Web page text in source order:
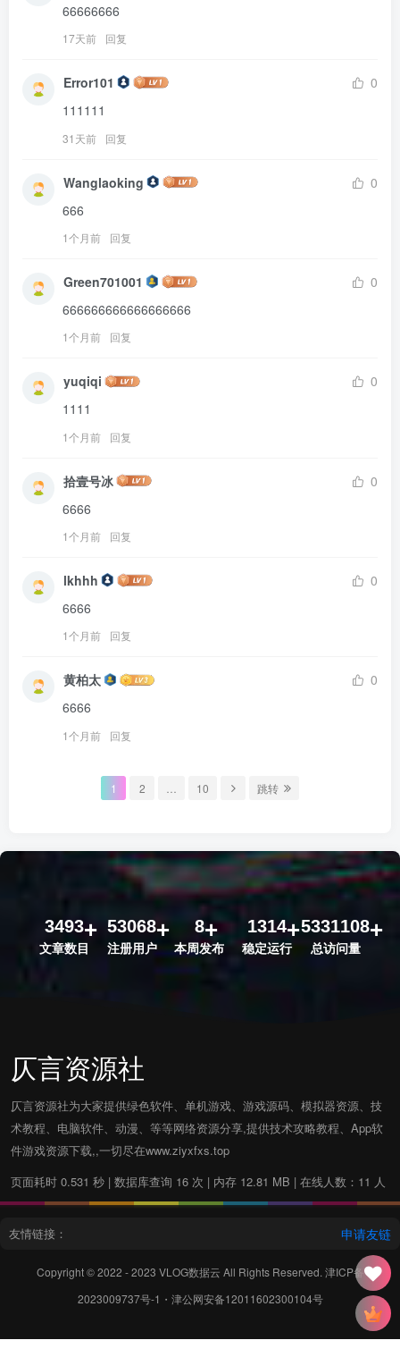
66666666
17天前 回复
Error101
0
111111
31天前 回复
Wanglaoking
0
666
1个月前 回复
Green701001
0
666666666666666666
1个月前 回复
yuqiqi
0
1111
1个月前 回复
拾壹号冰
0
6666
1个月前 回复
lkhhh
0
6666
1个月前 回复
黄柏太
0
6666
1个月前 回复
1 2 10 跳转
3493
文章数目
53068
注册用户
8
本周发布
1314
稳定运行
5331108
总访问量
仄言资源社
仄言资源社为大家提供绿色软件、单机游戏、游戏源码、模拟器资源、技
术教程、电脑软件、动漫、等等网络资源分享,提供技术攻略教程、App软
件游戏资源下载,,一切尽在www.ziyxfxs.top
页面耗时 0.531 秒 | 数据库查询 16 次 | 内存 12.81 MB | 在线人数：11 人
友情链接： 申请友链
Copyright © 2022 - 2023 VLOG数据云 All Rights Reserved. 津ICP备
2023009737号-1 ・ 津公网安备12011602300104号